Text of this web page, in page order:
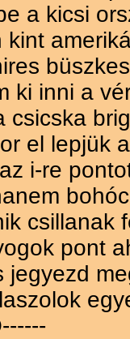
a kicsi
kint
ki inni a
csicska
el lepjük
i-re
csillanak
pont
jegyezd